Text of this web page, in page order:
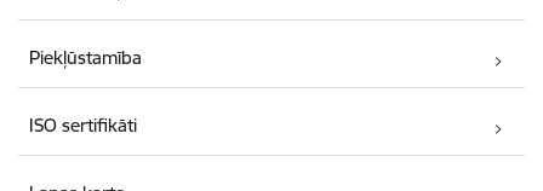
Piekļūstamība
ISO sertifikāti